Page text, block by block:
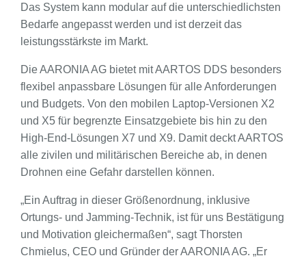
Das System kann modular auf die unterschiedlichsten
Bedarfe angepasst werden und ist derzeit das
leistungsstärkste im Markt.
Die AARONIA AG bietet mit AARTOS DDS besonders
flexibel anpassbare Lösungen für alle Anforderungen
und Budgets. Von den mobilen Laptop-Versionen X2
und X5 für begrenzte Einsatzgebiete bis hin zu den
High-End-Lösungen X7 und X9. Damit deckt AARTOS
alle zivilen und militärischen Bereiche ab, in denen
Drohnen eine Gefahr darstellen können.
„Ein Auftrag in dieser Größenordnung, inklusive
Ortungs- und Jamming-Technik, ist für uns Bestätigung
und Motivation gleichermaßen“, sagt Thorsten
Chmielus, CEO und Gründer der AARONIA AG. „Er